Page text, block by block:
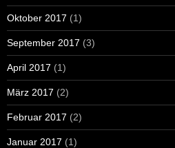
Oktober 2017 (1)
September 2017 (3)
April 2017 (1)
März 2017 (2)
Februar 2017 (2)
Januar 2017 (1)